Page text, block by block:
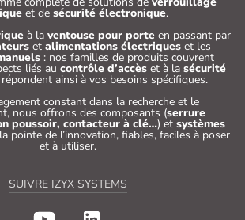
et de sécurité électronique.
à la ventouse pour porteen passant par
et alimentations électriqueset les
: nos familles de produits couvrent
liés au contrôle d’accès et à la sécurité
ainsi à vos besoins spécifiques.
constant dans la recherche et le
nous offrons des composants (serrure
poussoir, contacteur à clé…) et systèmes
pointe de l’innovation, fiables, faciles à poser
et à utiliser.
SUIVRE IZYX SYSTEMS